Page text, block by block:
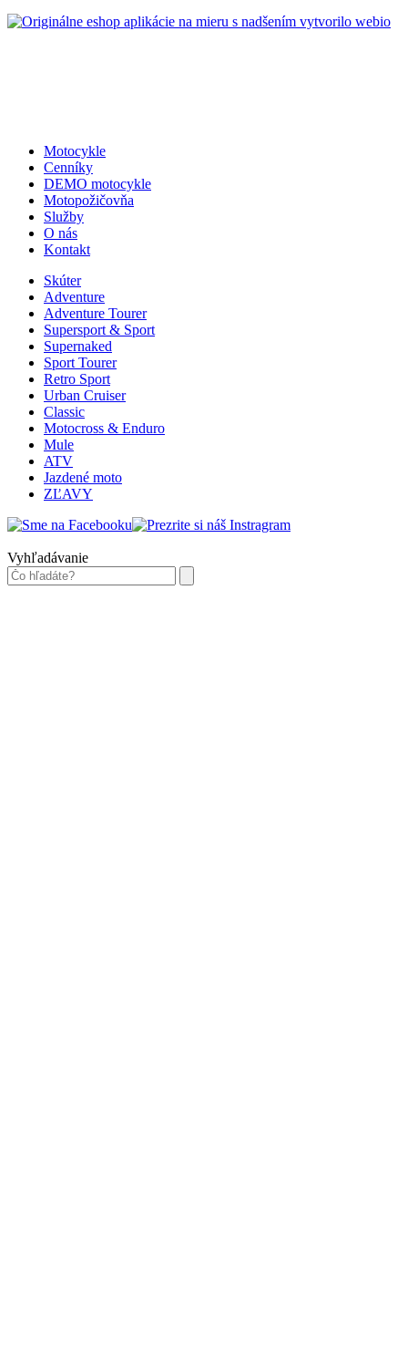
s nadšením vytvorilo webio
Motocykle
Cenníky
DEMO motocykle
Motopožičovňa
Služby
O nás
Kontakt
Skúter
Adventure
Adventure Tourer
Supersport & Sport
Supernaked
Sport Tourer
Retro Sport
Urban Cruiser
Classic
Motocross & Enduro
Mule
ATV
Jazdené moto
ZĽAVY
Vyhľadávanie